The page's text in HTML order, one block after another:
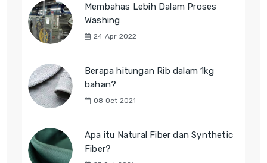
Membahas Lebih Dalam Proses
Washing
24 Apr 2022
Berapa hitungan Rib dalam 1kg
bahan?
08 Oct 2021
Apa itu Natural Fiber dan Synthetic
Fiber?